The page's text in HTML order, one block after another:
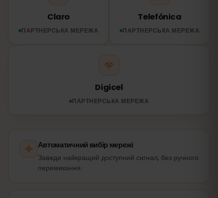
Claro
ПАРТНЕРСЬКА МЕРЕЖА
Telefónica
ПАРТНЕРСЬКА МЕРЕЖА
Digicel
ПАРТНЕРСЬКА МЕРЕЖА
Автоматичний вибір мережі
Завжди найкращий доступний сигнал, без ручного
перемикання.